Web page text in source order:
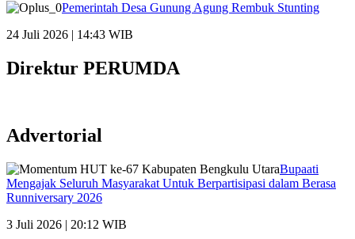
Pemerintah Desa Gunung Agung Rembuk Stunting
24 Juli 2026 | 14:43 WIB
Direktur PERUMDA
Advertorial
Bupaati
Mengajak Seluruh Masyarakat Untuk Berpartisipasi dalam Berasa
Runniversary 2026
3 Juli 2026 | 20:12 WIB